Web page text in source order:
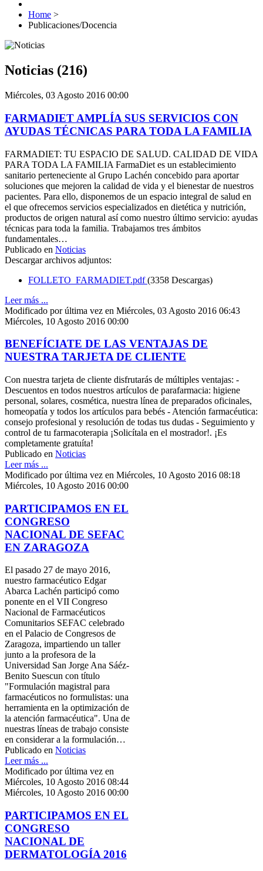
Home >
Publicaciones/Docencia
Noticias (216)
Miércoles, 03 Agosto 2016 00:00
FARMADIET AMPLÍA SUS SERVICIOS CON
AYUDAS TÉCNICAS PARA TODA LA FAMILIA
FARMADIET: TU ESPACIO DE SALUD. CALIDAD DE VIDA
PARA TODA LA FAMILIA FarmaDiet es un establecimiento
sanitario perteneciente al Grupo Lachén concebido para aportar
soluciones que mejoren la calidad de vida y el bienestar de nuestros
pacientes. Para ello, disponemos de un espacio integral de salud en
el que ofrecemos servicios especializados en dietética y nutrición,
productos de origen natural así como nuestro último servicio: ayudas
técnicas para toda la familia. Trabajamos tres ámbitos
fundamentales…
Publicado en Noticias
Descargar archivos adjuntos:
FOLLETO_FARMADIET.pdf(3358 Descargas)
Leer más ...
Modificado por última vez en Miércoles, 03 Agosto 2016 06:43
Miércoles, 10 Agosto 2016 00:00
BENEFÍCIATE DE LAS VENTAJAS DE
NUESTRA TARJETA DE CLIENTE
Con nuestra tarjeta de cliente disfrutarás de múltiples ventajas: -
Descuentos en todos nuestros artículos de parafarmacia: higiene
personal, solares, cosmética, nuestra línea de preparados oficinales,
homeopatía y todos los artículos para bebés - Atención farmacéutica:
consejo profesional y resolución de todas tus dudas - Seguimiento y
control de tu farmacoterapia ¡Solicítala en el mostrador!. ¡Es
completamente gratuíta!
Publicado en Noticias
Leer más ...
Modificado por última vez en Miércoles, 10 Agosto 2016 08:18
Miércoles, 10 Agosto 2016 00:00
PARTICIPAMOS EN EL
CONGRESO
NACIONAL DE SEFAC
EN ZARAGOZA
El pasado 27 de mayo 2016,
nuestro farmacéutico Edgar
Abarca Lachén participó como
ponente en el VII Congreso
Nacional de Farmacéuticos
Comunitarios SEFAC celebrado
en el Palacio de Congresos de
Zaragoza, impartiendo un taller
junto a la profesora de la
Universidad San Jorge Ana Sáéz-
Benito Suescun con título
"Formulación magistral para
farmacéuticos no formulistas: una
herramienta en la optimización de
la atención farmacéutica". Una de
nuestras líneas de trabajo consiste
en considerar a la formulación…
Publicado en Noticias
Leer más ...
Modificado por última vez en
Miércoles, 10 Agosto 2016 08:44
Miércoles, 10 Agosto 2016 00:00
PARTICIPAMOS EN EL
CONGRESO
NACIONAL DE
DERMATOLOGÍA 2016